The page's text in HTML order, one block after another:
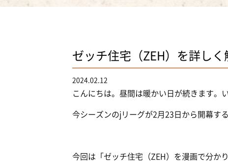
ゼッチ住宅（ZEH）を詳しく
2024.02.12
こんにちは。昼間は暖かい日が続きます。
今シーズンのjリーグが2月23日から開幕す
今回は「ゼッチ住宅（ZEH）を漫画で分か